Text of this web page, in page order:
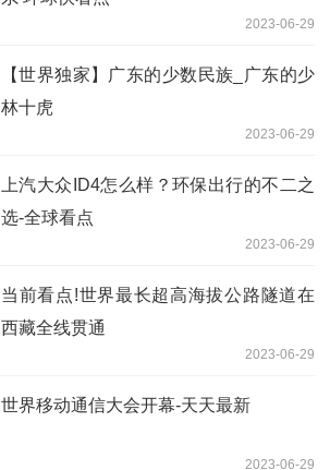
2023-06-29
【世界独家】广东的少数民族_广东的少
林十虎
2023-06-29
上汽大众ID4怎么样？环保出行的不二之
选-全球看点
2023-06-29
当前看点!世界最长超高海拔公路隧道在
西藏全线贯通
2023-06-29
世界移动通信大会开幕-天天最新
2023-06-29